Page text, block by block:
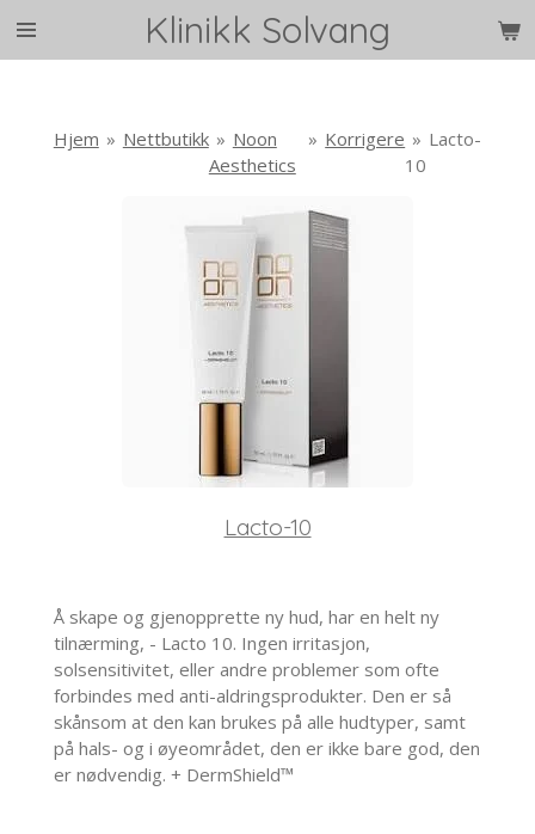
Gå
Klinikk Solvang
Hjem » Nettbutikk » Noon
Aesthetics
» Korrigere » Lacto-
10
Lacto-10
Å skape og gjenopprette ny hud, har en helt ny
tilnærming, - Lacto 10. Ingen irritasjon,
solsensitivitet, eller andre problemer som ofte
forbindes med anti-aldringsprodukter. Den er så
skånsom at den kan brukes på alle hudtyper, samt
på hals- og i øyeområdet, den er ikke bare god, den
er nødvendig. + DermShield™